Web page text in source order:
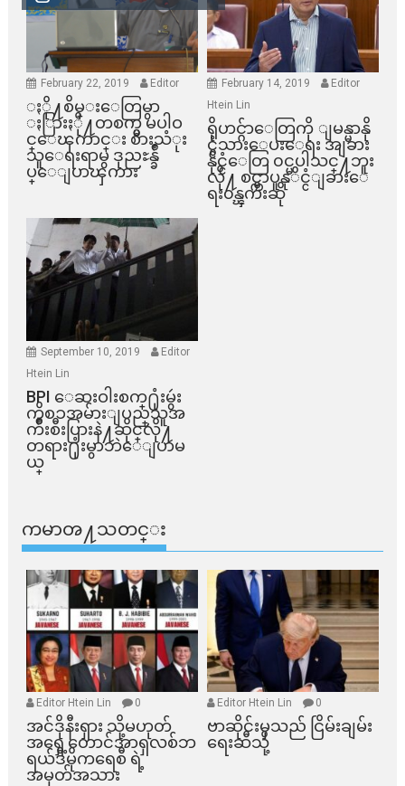
February 22, 2019 Editor
ႏို႔စိမ္းေတြမွာ
ႏြားႏို႔တစက္မွ မပါဝ
င္ေၾကာင္း စားသံုး
သူေရးရာမွ ဒုညႊန္ခ်ဳ
ပ္ေျပာၾကား
February 14, 2019
Editor
Htein Lin
ရိုဟင္ဂ်ာေတြကို ျမန္မာနို
င္ငံသားေပးေရး အျခား
နိုင္ငံေတြ ၀င္မပါသင္႔ဘူး
လို႔ စင္ကာပူနုိင္ငံျခားေ
ရး၀န္ၾကီးဆို
September 10, 2019
Editor
Htein Lin
BPI ​ေဆးဝါးစက္​႐ုံးမွဴး
ကိစၥအမ်ားျပည္​သူအ
က်ိဳးစီးပြားနဲ႔ဆိုင္​လို႔
တရား႐ုံးမွာဘဲေျပာမ
ယ္​
ကမာၻ႔သတင္း
Editor Htein Lin 0
အင်ဒိုနီးရှား သို့မဟုတ်
အရှေ့တောင်အာရှလစ်ဘ
ရယ်ဒီမိုကရေစီ ရဲ့
အမှတ်အသား
Editor Htein Lin 0
ဗာဆိုင်းမှသည် ငြိမ်းချမ်း
ရေးဆီသို့